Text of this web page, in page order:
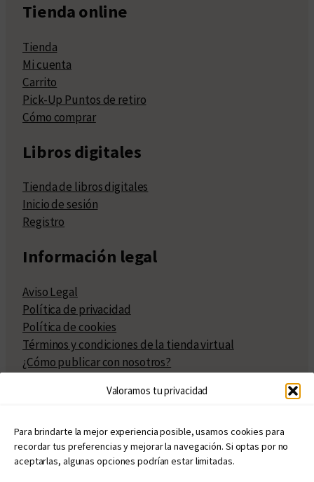
Valoramos tu privacidad
Para brindarte la mejor experiencia posible, usamos cookies para
recordar tus preferencias y mejorar la navegación. Si optas por no
aceptarlas, algunas opciones podrían estar limitadas.
Tienda online
Tienda
Mi cuenta
Carrito
Pick-Up Puntos de retiro
Cómo comprar
Libros digitales
Tienda de libros digitales
Inicio de sesión
Registro
Información legal
Aviso Legal
Política de privacidad
Política de cookies
Términos y condiciones de la tienda virtual
¿Cómo publicar con nosotros?
Políticas de publicación
Políticas de coedición
Atribuciones